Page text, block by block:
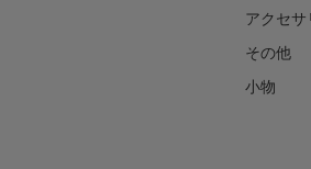
アクセサ
その他
小物